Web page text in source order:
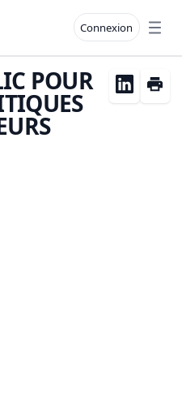
Connexion
POUR